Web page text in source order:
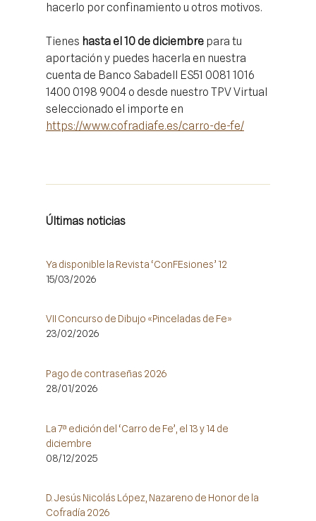
hacerlo por confinamiento u otros motivos.
Tienes hasta el 10 de diciembre para tu
aportación y puedes hacerla en nuestra
cuenta de Banco Sabadell ES51 0081 1016
1400 0198 9004 o desde nuestro TPV Virtual
seleccionado el importe en
https://www.cofradiafe.es/carro-de-fe/
Últimas noticias
Ya disponible la Revista ‘ConFEsiones’ 12
15/03/2026
VII Concurso de Dibujo «Pinceladas de Fe»
23/02/2026
Pago de contraseñas 2026
28/01/2026
La 7ª edición del ‘Carro de Fe’, el 13 y 14 de
diciembre
08/12/2025
D. Jesús Nicolás López, Nazareno de Honor de la
Cofradía 2026